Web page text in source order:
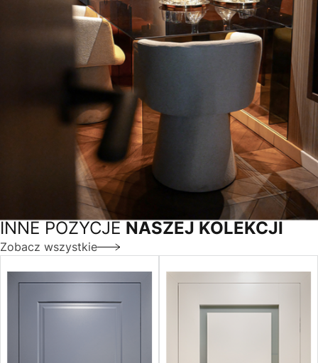
INNE POZYCJE NASZEJ KOLEKCJI
Zobacz wszystkie